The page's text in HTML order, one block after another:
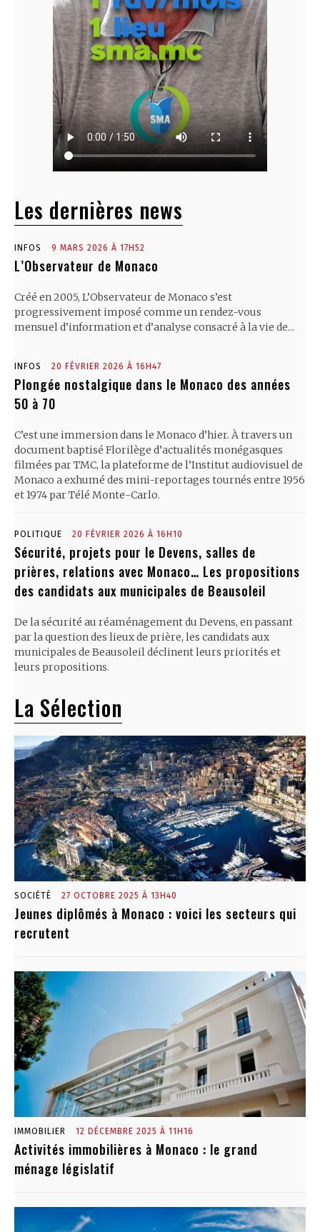
Les dernières news
INFOS 9 MARS 2026 À 17H52
L’Observateur de Monaco
Créé en 2005, L’Observateur de Monaco s’est
progressivement imposé comme un rendez-vous
mensuel d’information et d’analyse consacré à la vie de...
INFOS 20 FÉVRIER 2026 À 16H47
Plongée nostalgique dans le Monaco des années
50 à 70
C’est une immersion dans le Monaco d’hier. À travers un
document baptisé Florilège d’actualités monégasques
filmées par TMC, la plateforme de l’Institut audiovisuel de
Monaco a exhumé des mini-reportages tournés entre 1956
et 1974 par Télé Monte-Carlo.
POLITIQUE 20 FÉVRIER 2026 À 16H10
Sécurité, projets pour le Devens, salles de
prières, relations avec Monaco… Les propositions
des candidats aux municipales de Beausoleil
De la sécurité au réaménagement du Devens, en passant
par la question des lieux de prière, les candidats aux
municipales de Beausoleil déclinent leurs priorités et
leurs propositions.
La Sélection
SOCIÉTÉ 27 OCTOBRE 2025 À 13H40
Jeunes diplômés à Monaco : voici les secteurs qui
recrutent
IMMOBILIER 12 DÉCEMBRE 2025 À 11H16
Activités immobilières à Monaco : le grand
ménage législatif